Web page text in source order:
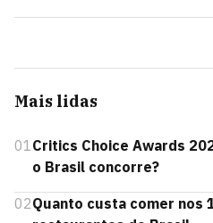
Mais lidas
01Critics Choice Awards
o Brasil concorre?
02Quanto custa comer nos